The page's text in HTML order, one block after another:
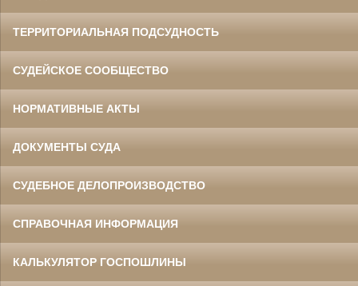
ТЕРРИТОРИАЛЬНАЯ ПОДСУДНОСТЬ
СУДЕЙСКОЕ СООБЩЕСТВО
НОРМАТИВНЫЕ АКТЫ
ДОКУМЕНТЫ СУДА
СУДЕБНОЕ ДЕЛОПРОИЗВОДСТВО
СПРАВОЧНАЯ ИНФОРМАЦИЯ
КАЛЬКУЛЯТОР ГОСПОШЛИНЫ